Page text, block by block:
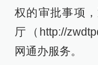
权的审批事项
厅（http://
网通办服务。